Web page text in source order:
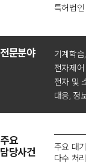
특허법
전문분야
기계학
전자제
전자 및
대응, 정
주요
담당사건
주요 대
다수 처리